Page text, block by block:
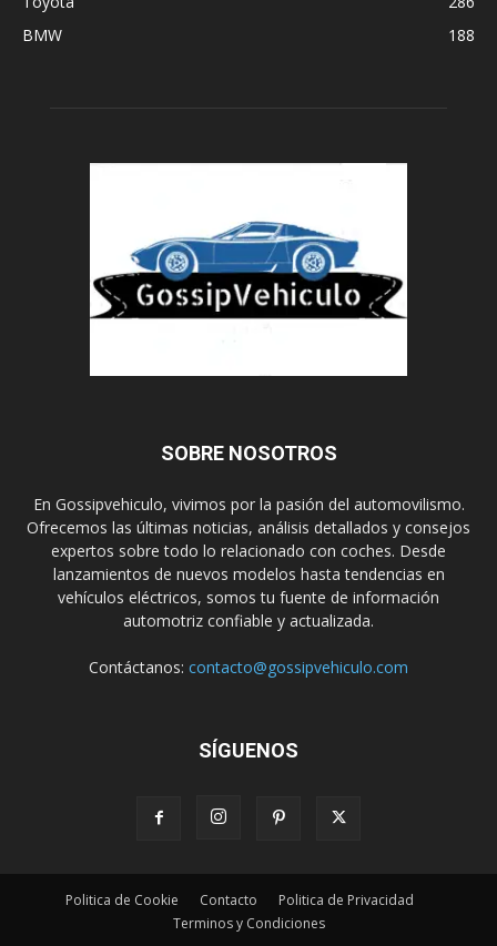
BMW
188
SOBRE NOSOTROS
En Gossipvehiculo, vivimos por la pasión del automovilismo.
Ofrecemos las últimas noticias, análisis detallados y consejos
expertos sobre todo lo relacionado con coches. Desde
lanzamientos de nuevos modelos hasta tendencias en
vehículos eléctricos, somos tu fuente de información
automotriz confiable y actualizada.
Contáctanos: contacto@gossipvehiculo.com
SÍGUENOS
Politica de Cookie Contacto
Politica de Privacidad
Terminos y Condiciones